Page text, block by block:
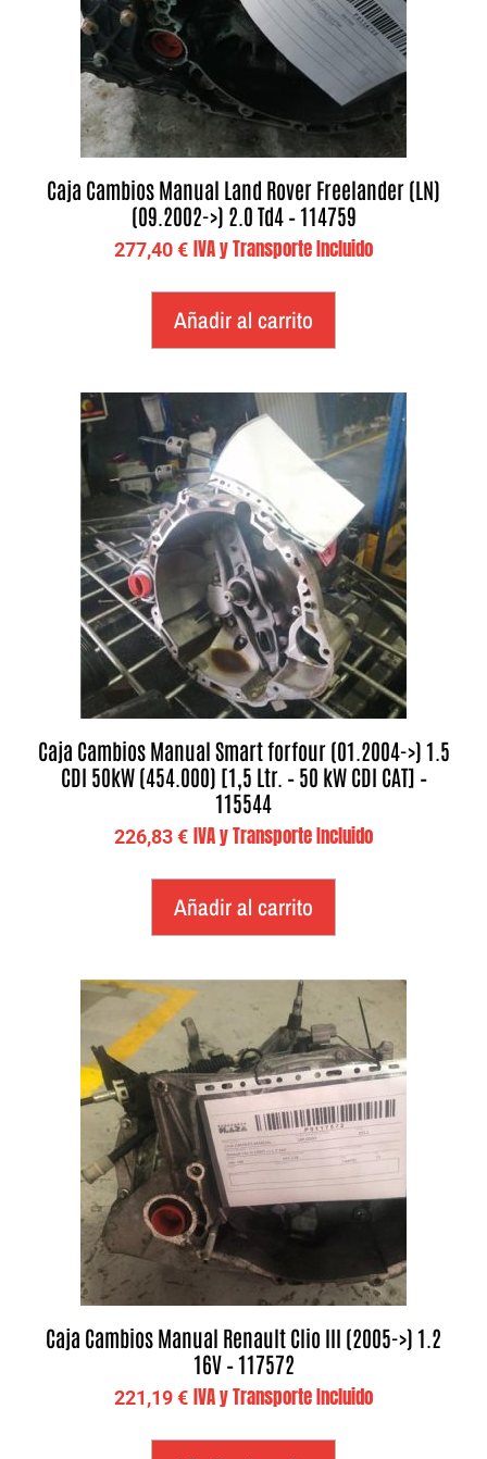
Caja Cambios Manual Land Rover Freelander (LN)
(09.2002->) 2.0 Td4 – 114759
277,40€ IVA y Transporte Incluido
Añadir al carrito
Caja Cambios Manual Smart forfour (01.2004->) 1.5
CDI 50kW (454.000) [1,5 Ltr. – 50 kW CDI CAT] –
115544
226,83€ IVA y Transporte Incluido
Añadir al carrito
Caja Cambios Manual Renault Clio III (2005->) 1.2
16V – 117572
221,19€ IVA y Transporte Incluido